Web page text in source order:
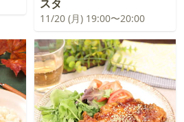
スタ
11/20 (月) 19:00〜20:00